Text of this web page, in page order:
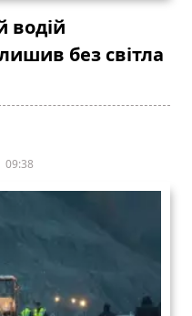
водій
без світла
09:38